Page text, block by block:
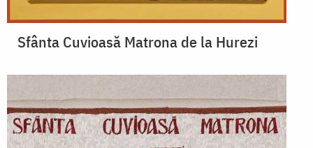
Sfânta Cuvioasă Matrona de la Hurezi